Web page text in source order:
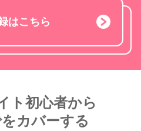
はこちら
ト初心者から
カバーする